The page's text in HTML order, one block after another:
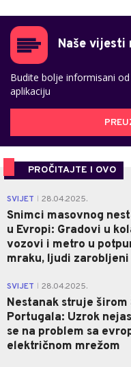
Naše vijesti
Budite bolje informisani
aplikaciju
PROČITAJTE I OVO
SVIJET 28.04.2025.
Snimci masovnog
u Evropi: Gradovi u
vozovi i metro u
mraku, ljudi zarobljeni
SVIJET 28.04.2025.
Nestanak struje širom
Portugala: Uzrok
se na problem sa
električnom mrežom